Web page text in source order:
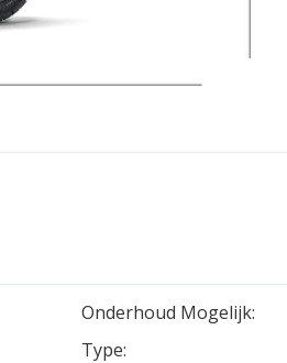
Onderhoud Mogelijk:
Type: